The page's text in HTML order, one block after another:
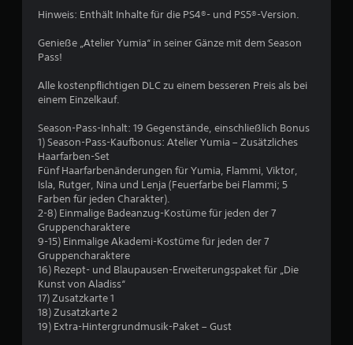
o
n
S
e
e
o
m
s
c
e
i
n
e
n
.
a
a
i
v
n
W
i
d
e
r
s
t
a
n
d
d
e
r
T
g
s
ü
r
s
c
h
t
D
u
k
a
n
n
s
t
A
n
l
Hinweis: Enthält Inhalte für die PS4®- und PS5®-Version.
Genieße „Atelier Yumia“ in seiner Gänze mit dem Season
Pass!
Alle kostenpflichtigen DLC zu einem besseren Preis als bei
einem Einzelkauf.
Season-Pass-Inhalt: 19 Gegenstände, einschließlich Bonus
1) Season-Pass-Kaufbonus: Atelier Yumia – Zusätzliches
Haarfarben-Set
Fünf Haarfarbenänderungen für Yumia, Flammi, Viktor,
Isla, Rutger, Nina und Lenja (Feuerfarbe bei Flammi; 5
Farben für jeden Charakter).
2-8) Einmalige Badeanzug-Kostüme für jeden der 7
Gruppencharaktere
9-15) Einmalige Akademi-Kostüme für jeden der 7
Gruppencharaktere
16) Rezept- und Blaupausen-Erweiterungspaket für „Die
Kunst von Aladiss“
17) Zusatzkarte 1
18) Zusatzkarte 2
19) Extra-Hintergrundmusik-Paket – Gust